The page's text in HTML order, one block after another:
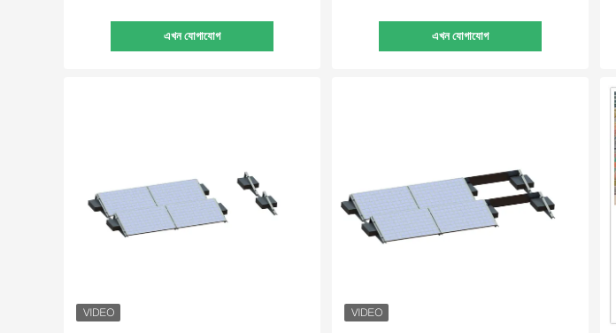
এখন যোগাযোগ এখন যোগাযোগ